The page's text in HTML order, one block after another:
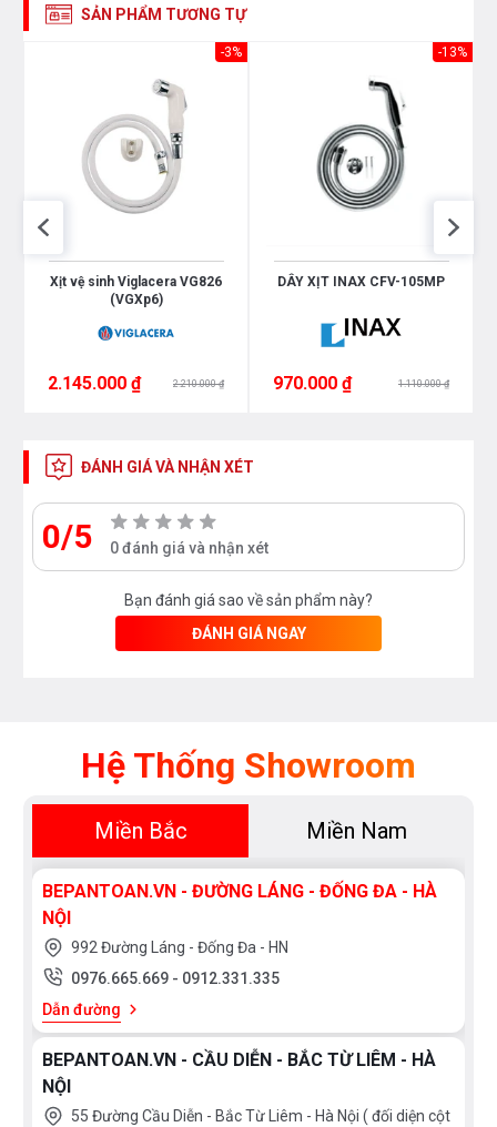
SẢN PHẨM TƯƠNG TỰ
-3%
Xịt vệ sinh Viglacera VG826
(VGXp6)
2.145.000 ₫ 2.210.000 ₫
-13%
DÂY XỊT INAX CFV-105MP
970.000 ₫ 1.110.000 ₫
ĐÁNH GIÁ VÀ NHẬN XÉT
0/5 0 đánh giá và nhận xét
Bạn đánh giá sao về sản phẩm này?
ĐÁNH GIÁ NGAY
Hệ Thống Showroom
Miền Bắc Miền Nam
BEPANTOAN.VN - ĐƯỜNG LÁNG - ĐỐNG ĐA - HÀ
NỘI
992 Đường Láng - Đống Đa - HN
0976.665.669 - 0912.331.335
Dẫn đường
BEPANTOAN.VN - CẦU DIỄN - BẮC TỪ LIÊM - HÀ
NỘI
55 Đường Cầu Diễn - Bắc Từ Liêm - Hà Nội ( đối diện cột